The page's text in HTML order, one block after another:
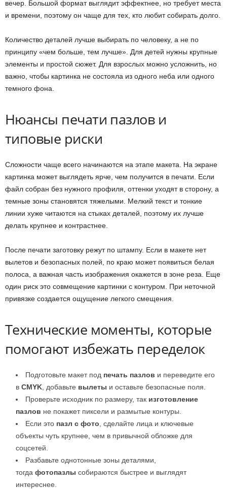
вечер. Большой формат выглядит эффектнее, но требует места
и времени, поэтому он чаще для тех, кто любит собирать долго.
Количество деталей лучше выбирать по человеку, а не по
принципу «чем больше, тем лучше». Для детей нужны крупные
элементы и простой сюжет. Для взрослых можно усложнить, но
важно, чтобы картинка не состояла из одного неба или одного
темного фона.
Нюансы печати пазлов и
типовые риски
Сложности чаще всего начинаются на этапе макета. На экране
картинка может выглядеть ярче, чем получится в печати. Если
файл собран без нужного профиля, оттенки уходят в сторону, а
темные зоны становятся тяжелыми. Мелкий текст и тонкие
линии хуже читаются на стыках деталей, поэтому их лучше
делать крупнее и контрастнее.
После печати заготовку режут по штампу. Если в макете нет
вылетов и безопасных полей, по краю может появиться белая
полоса, а важная часть изображения окажется в зоне реза. Еще
один риск это совмещение картинки с контуром. При неточной
привязке создается ощущение легкого смещения.
Технические моменты, которые
помогают избежать переделок
Подготовьте макет под печать пазлов и переведите его
в CMYK , добавьте вылеты и оставьте безопасные поля.
Проверьте исходник по размеру, так изготовление
пазлов не покажет пиксели и размытые контуры.
Если это пазл с фото , сделайте лица и ключевые
объекты чуть крупнее, чем в привычной обложке для
соцсетей.
Разбавьте однотонные зоны деталями,
тогда фотопазлы собираются быстрее и выглядят
интереснее.